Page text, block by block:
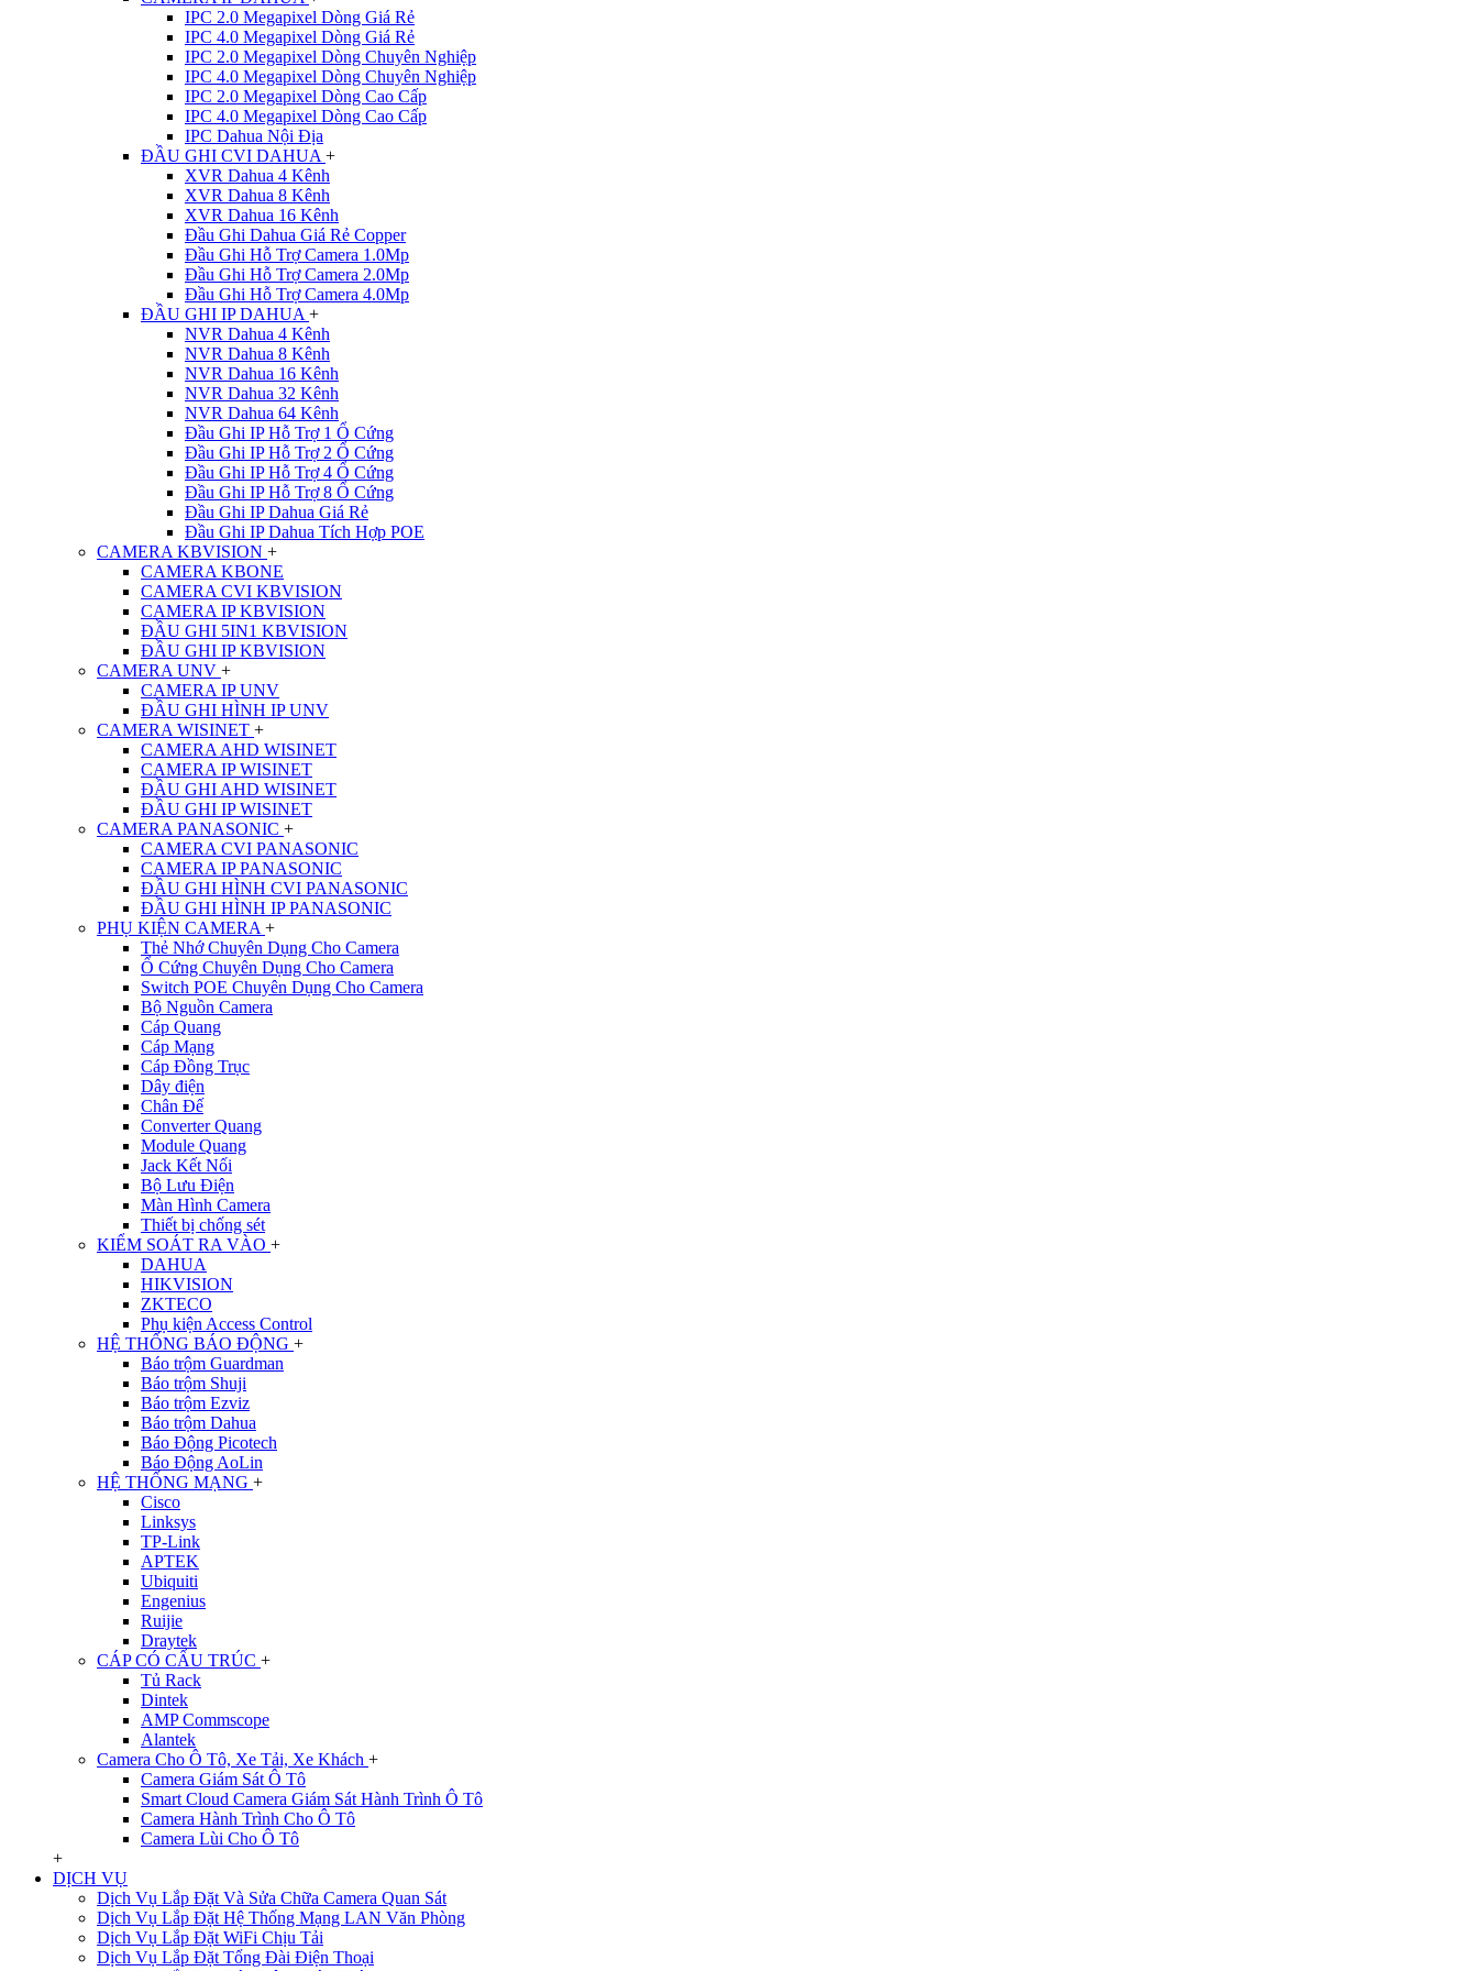
IPC 2.0 Megapixel Dòng Giá Rẻ
IPC 4.0 Megapixel Dòng Giá Rẻ
IPC 2.0 Megapixel Dòng Chuyên Nghiệp
IPC 4.0 Megapixel Dòng Chuyên Nghiệp
IPC 2.0 Megapixel Dòng Cao Cấp
IPC 4.0 Megapixel Dòng Cao Cấp
IPC Dahua Nội Địa
ĐẦU GHI CVI DAHUA +
XVR Dahua 4 Kênh
XVR Dahua 8 Kênh
XVR Dahua 16 Kênh
Đầu Ghi Dahua Giá Rẻ Copper
Đầu Ghi Hỗ Trợ Camera 1.0Mp
Đầu Ghi Hỗ Trợ Camera 2.0Mp
Đầu Ghi Hỗ Trợ Camera 4.0Mp
ĐẦU GHI IP DAHUA +
NVR Dahua 4 Kênh
NVR Dahua 8 Kênh
NVR Dahua 16 Kênh
NVR Dahua 32 Kênh
NVR Dahua 64 Kênh
Đầu Ghi IP Hỗ Trợ 1 Ổ Cứng
Đầu Ghi IP Hỗ Trợ 2 Ổ Cứng
Đầu Ghi IP Hỗ Trợ 4 Ổ Cứng
Đầu Ghi IP Hỗ Trợ 8 Ổ Cứng
Đầu Ghi IP Dahua Giá Rẻ
Đầu Ghi IP Dahua Tích Hợp POE
CAMERA KBVISION +
CAMERA KBONE
CAMERA CVI KBVISION
CAMERA IP KBVISION
ĐẦU GHI 5IN1 KBVISION
ĐẦU GHI IP KBVISION
CAMERA UNV +
CAMERA IP UNV
ĐẦU GHI HÌNH IP UNV
CAMERA WISINET +
CAMERA AHD WISINET
CAMERA IP WISINET
ĐẦU GHI AHD WISINET
ĐẦU GHI IP WISINET
CAMERA PANASONIC +
CAMERA CVI PANASONIC
CAMERA IP PANASONIC
ĐẦU GHI HÌNH CVI PANASONIC
ĐẦU GHI HÌNH IP PANASONIC
PHỤ KIỆN CAMERA +
Thẻ Nhớ Chuyên Dụng Cho Camera
Ổ Cứng Chuyên Dụng Cho Camera
Switch POE Chuyên Dụng Cho Camera
Bộ Nguồn Camera
Cáp Quang
Cáp Mạng
Cáp Đồng Trục
Dây điện
Chân Đế
Converter Quang
Module Quang
Jack Kết Nối
Bộ Lưu Điện
Màn Hình Camera
Thiết bị chống sét
KIỂM SOÁT RA VÀO +
DAHUA
HIKVISION
ZKTECO
Phụ kiện Access Control
HỆ THỐNG BÁO ĐỘNG +
Báo trộm Guardman
Báo trộm Shuji
Báo trộm Ezviz
Báo trộm Dahua
Báo Động Picotech
Báo Động AoLin
HỆ THỐNG MẠNG +
Cisco
Linksys
TP-Link
APTEK
Ubiquiti
Engenius
Ruijie
Draytek
CÁP CÓ CẤU TRÚC +
Tủ Rack
Dintek
AMP Commscope
Alantek
Camera Cho Ô Tô, Xe Tải, Xe Khách +
Camera Giám Sát Ô Tô
Smart Cloud Camera Giám Sát Hành Trình Ô Tô
Camera Hành Trình Cho Ô Tô
Camera Lùi Cho Ô Tô
+
DỊCH VỤ
Dịch Vụ Lắp Đặt Và Sửa Chữa Camera Quan Sát
Dịch Vụ Lắp Đặt Hệ Thống Mạng LAN Văn Phòng
Dịch Vụ Lắp Đặt WiFi Chịu Tải
Dịch Vụ Lắp Đặt Tổng Đài Điện Thoại